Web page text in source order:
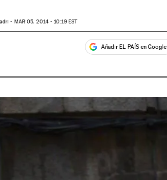
- MAR05, 2014 - 10:19EST
Sociales Añadir EL PAÍS en Google